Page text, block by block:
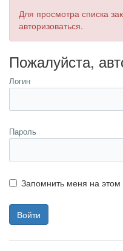
Для просмотра списка
авторизоваться.
Пожалуйста,
Логин
Пароль
Запомнить меня на